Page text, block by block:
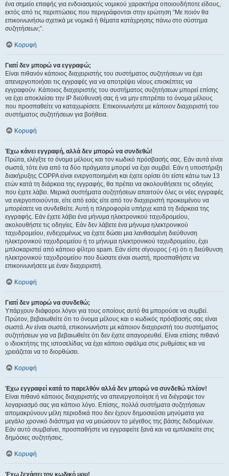
ένα σημείο επαφής για ενδοιασμούς νομικού χαρακτήρα οποιουδήποτε είδους,
εκτός από τις περιπτώσεις που περιγράφονται στην ερώτηση “Με ποιόν θα
επικοινωνήσω σχετικά με νομικά ή θέματα κατάχρησης πάνω στο σύστημα
συζητήσεων;”.
Κορυφή
Γιατί δεν μπορώ να εγγραφώ;
Είναι πιθανόν κάποιος διαχειριστής του συστήματος συζητήσεων να έχει
απενεργοποιήσει τις εγγραφές για να αποτρέψει νέους επισκέπτες να
εγγραφούν. Κάποιος διαχειριστής του συστήματος συζητήσεων μπορεί επίσης
να έχει αποκλείσει την IP διεύθυνσή σας ή να μην επιτρέπει το όνομα μέλους
που προσπαθείτε να καταχωρίσετε. Επικοινωνήστε με κάποιον διαχειριστή του
συστήματος συζητήσεων για βοήθεια.
Κορυφή
Έχω κάνει εγγραφή, αλλά δεν μπορώ να συνδεθώ!
Πρώτα, ελέγξτε το όνομα μέλους και τον κωδικό πρόσβασής σας. Εάν αυτά είναι
σωστά, τότε ένα από τα δύο πράγματα μπορεί να έχει συμβεί. Εάν η υποστήριξη
διακήρυξης COPPA είναι ενεργοποιημένη και έχετε ορίσει ότι είστε κάτω των 13
ετών κατά τη διάρκεια της εγγραφής, θα πρέπει να ακολουθήσετε τις οδηγίες
που έχετε λάβει. Μερικά συστήματα συζητήσεων απαιτούν όλες οι νέες εγγραφές
να ενεργοποιούνται, είτε από εσάς είτε από τον διαχειριστή προκειμένου να
μπορέσετε να συνδεθείτε. Αυτή η πληροφορία υπήρχε κατά τη διάρκεια της
εγγραφής. Εάν έχετε λάβει ένα μήνυμα ηλεκτρονικού ταχυδρομείου,
ακολουθήστε τις οδηγίες. Εάν δεν λάβετε ένα μήνυμα ηλεκτρονικού
ταχυδρομείου, ενδεχομένως να έχετε δώσει μια λανθασμένη διεύθυνση
ηλεκτρονικού ταχυδρομείου ή το μήνυμα ηλεκτρονικού ταχυδρομείου, έχει
μπλοκαριστεί από κάποιο φίλτρο spam. Εάν είστε σίγουρος (-η) ότι η διεύθυνση
ηλεκτρονικού ταχυδρομείου που δώσατε είναι σωστή, προσπαθήστε να
επικοινωνήσετε με έναν διαχειριστή.
Κορυφή
Γιατί δεν μπορώ να συνδεθώ;
Υπάρχουν διάφοροι λόγοι για τους οποίους αυτό θα μπορούσε να συμβεί.
Πρώτον, βεβαιωθείτε ότι το όνομα μέλους και ο κωδικός πρόσβασής σας είναι
σωστά. Αν είναι σωστά, επικοινωνήστε με κάποιον διαχειριστή του συστήματος
συζητήσεων για να βεβαιωθείτε ότι δεν έχετε απαγορευθεί. Είναι επίσης πιθανό
ο ιδιοκτήτης της ιστοσελίδας να έχει κάποιο σφάλμα στις ρυθμίσεις και να
χρειάζεται να το διορθώσει.
Κορυφή
Έχω εγγραφεί κατά το παρελθόν αλλά δεν μπορώ να συνδεθώ πλέον!
Είναι πιθανό κάποιος διαχειριστής να απενεργοποίησε ή να διέγραψε τον
λογαριασμό σας για κάποιο λόγο. Επίσης, πολλά συστήματα συζητήσεων
απομακρύνουν μέλη περιοδικά που δεν έχουν δημοσιεύσει μηνύματα για
μεγάλο χρονικό διάστημα για να μειώσουν το μέγεθος της βάσης δεδομένων.
Εάν αυτό συμβαίνει, προσπαθήστε να εγγραφείτε ξανά και να εμπλακείτε στις
δημόσιες συζητήσεις.
Κορυφή
Έχω ξεχάσει τον κωδικό μου!